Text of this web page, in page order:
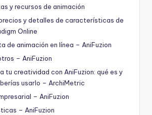
y recursos de animación
y detalles de características de
Online
de animación en línea – AniFuzion
– AniFuzion
tu creatividad con AniFuzion: qué es y
usarlo – ArchiMetric
– AniFuzion
– AniFuzion